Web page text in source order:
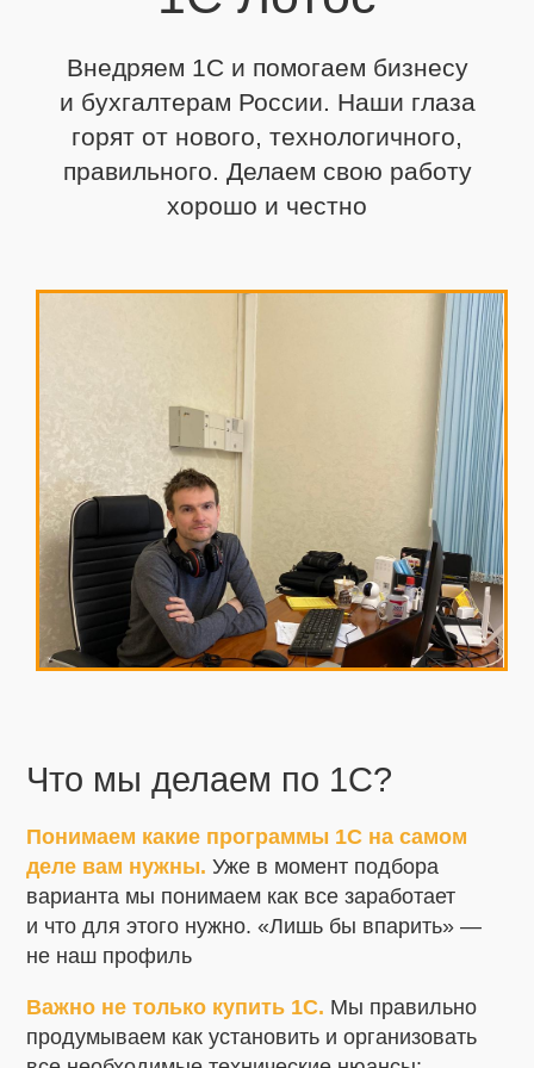
Внедряем 1С и помогаем бизнесу
и бухгалтерам России. Наши глаза
горят от нового, технологичного,
правильного. Делаем свою работу
хорошо и честно
Что мы делаем по 1С?
Понимаем какие программы 1С на самом
деле вам нужны. Уже в момент подбора
варианта мы понимаем как все заработает
и что для этого нужно. «Лишь бы впарить» —
не наш профиль
Важно не только купить 1С. Мы правильно
продумываем как установить и организовать